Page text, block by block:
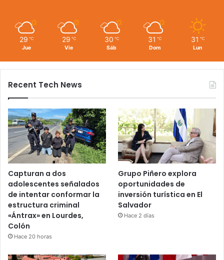
29 ℃
Jue
29 ℃
Vie
30 ℃
Sáb
31 ℃
Dom
31 ℃
Lun
Recent Tech News
Capturan a dos
adolescentes señalados
de intentar conformar la
estructura criminal
«Ántrax» en Lourdes,
Colón
Hace 20 horas
Grupo Piñero explora
oportunidades de
inversión turística en El
Salvador
Hace 2 días